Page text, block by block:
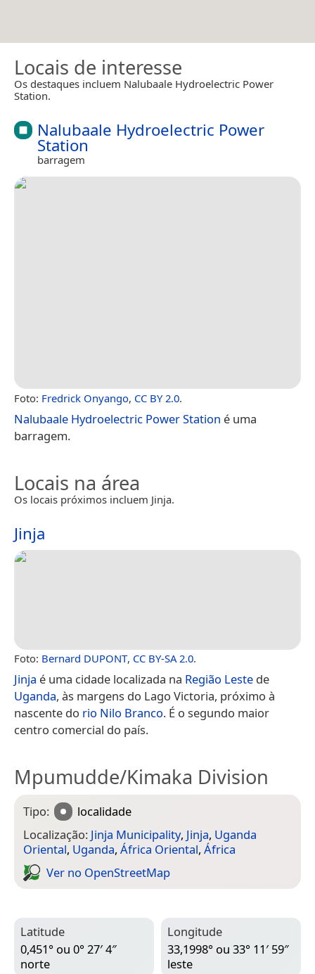
Locais de interesse
Os destaques incluem Nalubaale Hydroelectric Power
Station.
Nalubaale Hydroelectric Power
Station
barragem
Foto: Fredrick Onyango, CC BY 2.0.
Nalubaale Hydroelectric Power Station é uma
barragem.
Locais na área
Os locais próximos incluem Jinja.
Jinja
Foto: Bernard DUPONT, CC BY-SA 2.0.
Jinja é uma cidade localizada na Região Leste de
Uganda, às margens do Lago Victoria, próximo à
nascente do rio Nilo Branco. É o segundo maior
centro comercial do país.
Mpumudde/Kimaka Division
Tipo:
localidade
Localização: Jinja Municipality, Jinja, Uganda
Oriental, Uganda, África Oriental, África
Ver no Open­Street­Map
Latitude
0,451° ou 0° 27′ 4″
norte
Longitude
33,1998° ou 33° 11′ 59″
leste